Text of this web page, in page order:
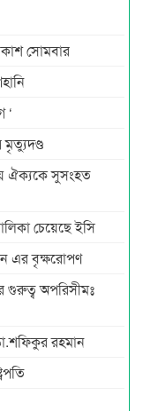
সোমবার
‘
মৃত্যুদণ্ড
ঐক্যকে সুসংহত
চেয়েছে ইসি
এর বৃক্ষরোপণ
গুরুত্ব অপরিসীমঃ
রহমান